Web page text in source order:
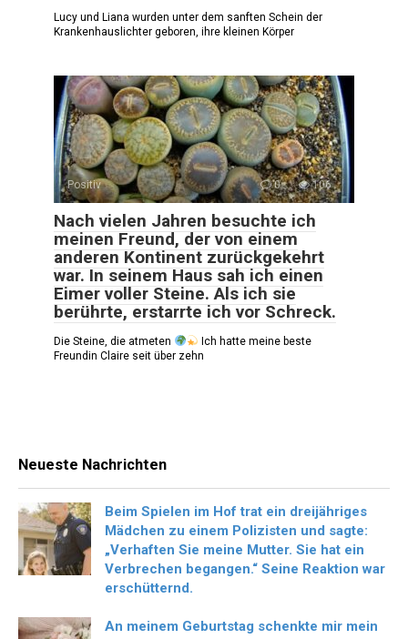
Lucy und Liana wurden unter dem sanften Schein der
Krankenhauslichter geboren, ihre kleinen Körper
Positiv 0 106
Nach vielen Jahren besuchte ich
meinen Freund, der von einem
anderen Kontinent zurückgekehrt
war. In seinem Haus sah ich einen
Eimer voller Steine. Als ich sie
berührte, erstarrte ich vor Schreck.
Die Steine, die atmeten
Ich hatte meine beste
Freundin Claire seit über zehn
Neueste Nachrichten
Beim Spielen im Hof trat ein dreijähriges
Mädchen zu einem Polizisten und sagte:
„Verhaften Sie meine Mutter. Sie hat ein
Verbrechen begangen.“ Seine Reaktion war
erschütternd.
An meinem Geburtstag schenkte mir mein